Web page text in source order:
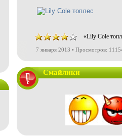
«Lily Cole
7 января 2013 • Просмотров:
Смайлики